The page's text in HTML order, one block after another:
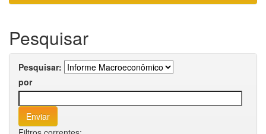
Pesquisar
Pesquisar:
por